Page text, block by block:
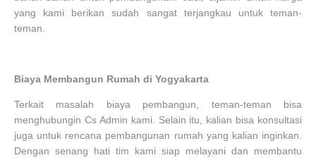
yang kami berikan sudah sangat terjangkau untuk teman-
teman.
Biaya Membangun Rumah di Yogyakarta
Terkait masalah biaya pembangun, teman-teman bisa
menghubungin Cs Admin kami. Selain itu, kalian bisa konsultasi
juga untuk rencana pembangunan rumah yang kalian inginkan.
Dengan senang hati tim kami siap melayani dan membantu